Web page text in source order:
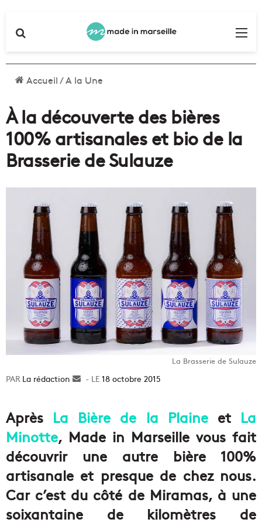
Accueil/A la Une
À la découverte des bières
100% artisanales et bio de la
Brasserie de Sulauze
La Brasserie de Sulauze
La rédaction
Envoyer18 octobre 2015
Après La Bière de la Plaineet La
Minotte, Made in Marseille vous fait
découvrir une autre bière 100%
artisanale et presque de chez nous.
Car c’est du côté de Miramas, à une
soixantaine de kilomètres de